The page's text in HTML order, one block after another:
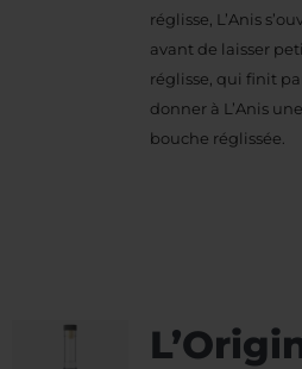
réglisse, L’Anis
avant de laisser
réglisse, qui finit
donner à L’Anis
bouche réglissée.